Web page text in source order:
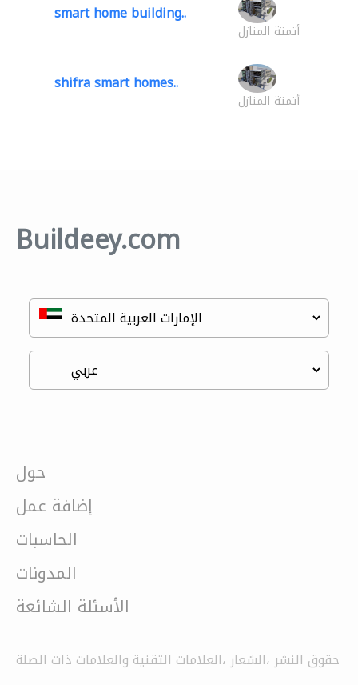
smart home building..
أتمتة المنازل
shifra smart homes..
أتمتة المنازل
Buildeey.com
حول
إضافة عمل
الحاسبات
المدونات
الأسئلة الشائعة
حقوق النشر ،الشعار ،العلامات التقنية والعلامات ذات الصلة